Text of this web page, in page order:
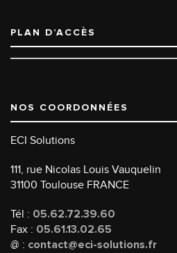
PLAN D’ACCÈS
NOS COORDONNÉES
ECI Solutions
111, rue Nicolas Louis Vauquelin
31100 Toulouse FRANCE
Tél : 05.62.72.39.60
Fax : 05.61.13.02.65
@ : contact@eci-solutions.fr